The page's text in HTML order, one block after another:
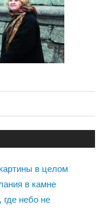
в целом
в камне
небо не